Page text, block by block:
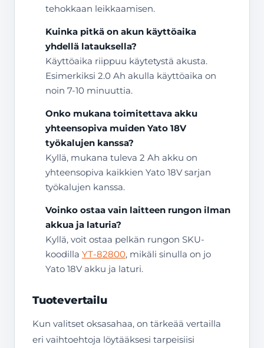
tehokkaan leikkaamisen.
Kuinka pitkä on akun käyttöaika
yhdellä latauksella?
Käyttöaika riippuu käytetystä akusta.
Esimerkiksi 2.0 Ah akulla käyttöaika on
noin 7-10 minuuttia.
Onko mukana toimitettava akku
yhteensopiva muiden Yato 18V
työkalujen kanssa?
Kyllä, mukana tuleva 2 Ah akku on
yhteensopiva kaikkien Yato 18V sarjan
työkalujen kanssa.
Voinko ostaa vain laitteen rungon ilman
akkua ja laturia?
Kyllä, voit ostaa pelkän rungon SKU-
koodilla YT-82800, mikäli sinulla on jo
Yato 18V akku ja laturi.
Tuotevertailu
Kun valitset oksasahaa, on tärkeää vertailla
eri vaihtoehtoja löytääksesi tarpeisiisi